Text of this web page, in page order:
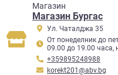
Mагазин
Магазин Бургас
Ул. Чаталджа 35
От понеделник до
09.00 до 19.00 часа,
+359895248988
korekt201@abv.bg